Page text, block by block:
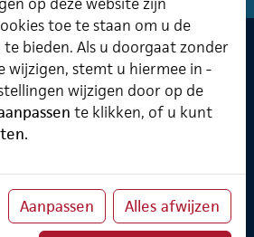
toe te staan om u de
bieden. Als u doorgaat zonder
wijzigen, stemt u hiermee in -
wijzigen door op de
te klikken, of u kunt
Aanpassen Alles afwijzen